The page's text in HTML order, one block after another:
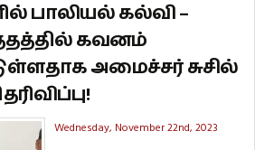
பாலியல் கல்வி –
கவனம்
அமைச்சர் சுசில்
Wednesday, November 22nd, 2023